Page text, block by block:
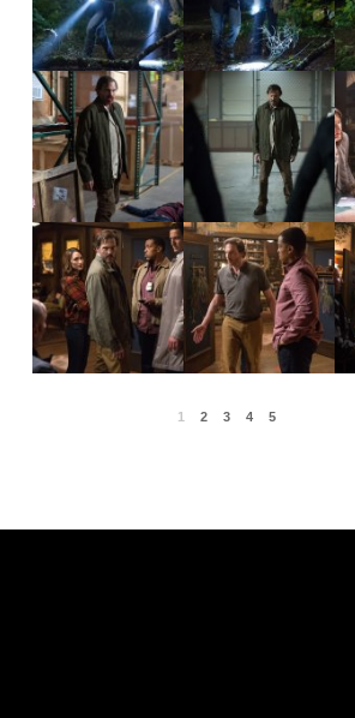
1 2 3 4 5